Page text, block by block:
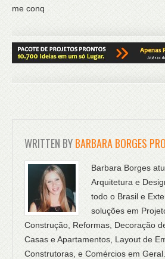
me conq
WRITTEN BYBARBARA BORGES
Barbara Borges
Arquitetura e
todo o Brasil e
soluções em
Construção, Reformas, Decoração
Casas e Apartamentos, Layout de
Construtoras, e Comércios em Geral.